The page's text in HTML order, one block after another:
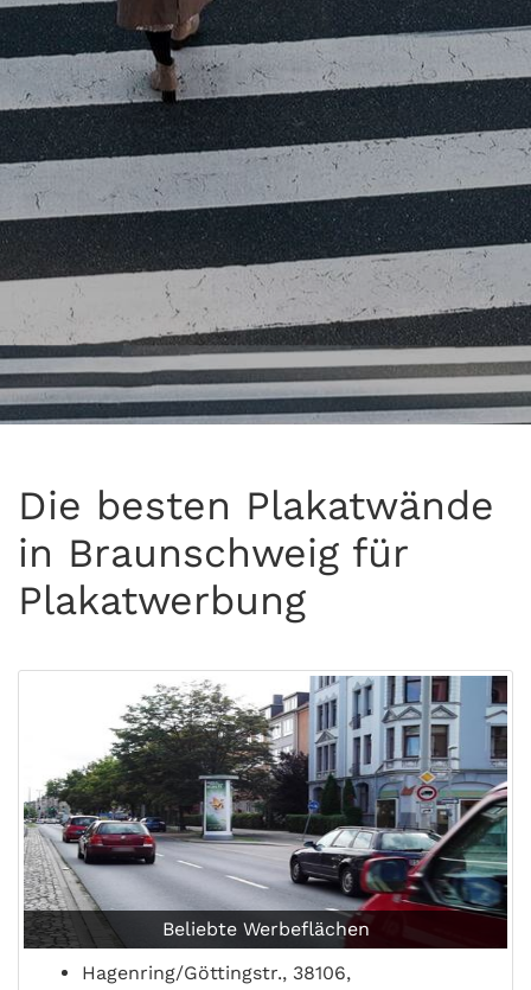
Die besten Plakatwände
in Braunschweig für
Plakatwerbung
Beliebte Werbeflächen
Hagenring/Göttingstr., 38106,